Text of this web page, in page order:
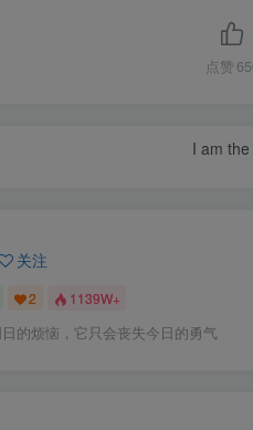
点赞
I am
关注
2 1139W+
的烦恼，它只会丧失今日的勇气